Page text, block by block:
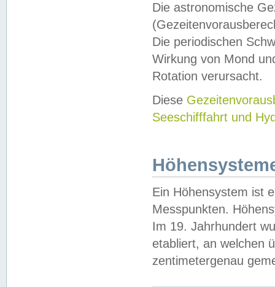
Die astronomische
Die periodischen
Wirkung von Mond
Rotation verursacht.
Diese
Seeschifffahrt und
Ein Höhensystem ist
Messpunkten.
Im 19. Jahrhundert
etabliert, an welchen
zentimetergenau